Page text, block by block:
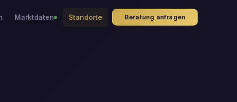
Marktdaten Standorte Beratung anfragen